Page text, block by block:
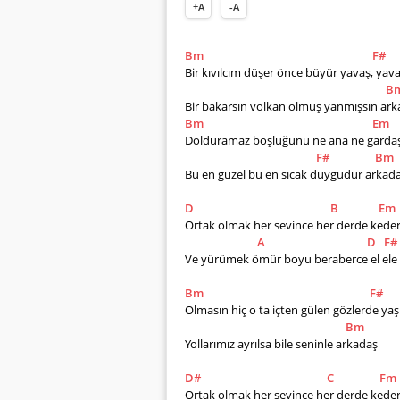
+A -A
Bm
F#
Bir kıvılcım düşer önce büyür yavaş,
Bir bakarsın volkan olmuş yanmışsın
Bm
Em
Dolduramaz boşluğunu ne ana ne
F#
Bm
Bu en güzel bu en sıcak duygudur
D B
Em
Ortak olmak her sevince her derde
A
D
F#
Ve yürümek ömür boyu beraberce el
Bm
F#
Olmasın hiç o ta içten gülen gözlerde yaş
Bm
Yollarımız ayrılsa bile seninle arkadaş
D# C
Fm
Ortak olmak her sevince her derde